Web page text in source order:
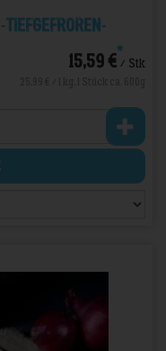
15,59 €*/ Stk